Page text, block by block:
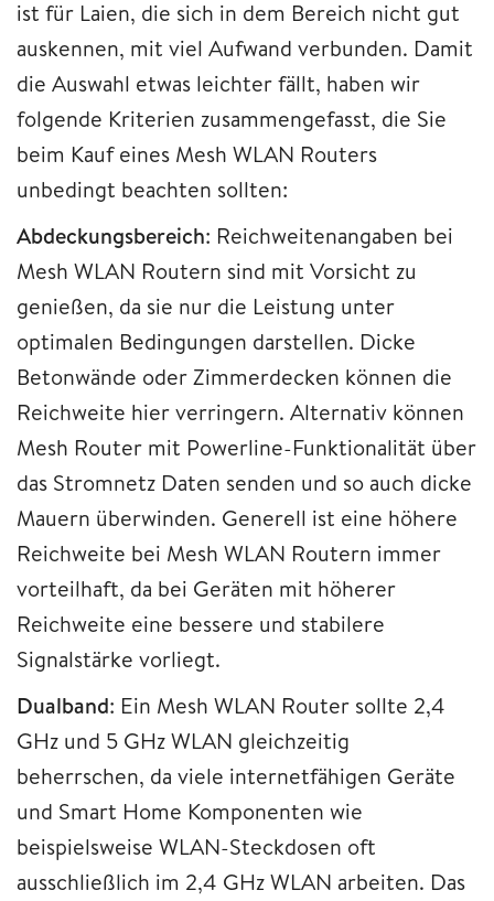
ist für Laien, die sich in dem Bereich nicht gut
auskennen, mit viel Aufwand verbunden. Damit
die Auswahl etwas leichter fällt, haben wir
folgende Kriterien zusammengefasst, die Sie
beim Kauf eines Mesh WLAN Routers
unbedingt beachten sollten:
Abdeckungsbereich: Reichweitenangaben bei
Mesh WLAN Routern sind mit Vorsicht zu
genießen, da sie nur die Leistung unter
optimalen Bedingungen darstellen. Dicke
Betonwände oder Zimmerdecken können die
Reichweite hier verringern. Alternativ können
Mesh Router mit Powerline-Funktionalität über
das Stromnetz Daten senden und so auch dicke
Mauern überwinden. Generell ist eine höhere
Reichweite bei Mesh WLAN Routern immer
vorteilhaft, da bei Geräten mit höherer
Reichweite eine bessere und stabilere
Signalstärke vorliegt.
Dualband: Ein Mesh WLAN Router sollte 2,4
GHz und 5 GHz WLAN gleichzeitig
beherrschen, da viele internetfähigen Geräte
und Smart Home Komponenten wie
beispielsweise WLAN-Steckdosen oft
ausschließlich im 2,4 GHz WLAN arbeiten. Das